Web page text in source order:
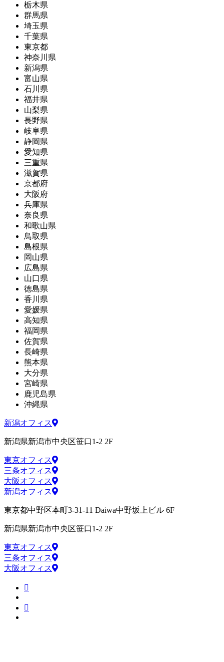
栃木県
群馬県
埼玉県
千葉県
東京都
神奈川県
新潟県
富山県
石川県
福井県
山梨県
長野県
岐阜県
静岡県
愛知県
三重県
滋賀県
京都府
大阪府
兵庫県
奈良県
和歌山県
鳥取県
島根県
岡山県
広島県
山口県
徳島県
香川県
愛媛県
高知県
福岡県
佐賀県
長崎県
熊本県
大分県
宮崎県
鹿児島県
沖縄県
新潟オフィス
新潟県新潟市中央区笹口1-2 2F
東京オフィス
三条オフィス
大阪オフィス
新潟オフィス
東京都中野区本町3-31-11 Daiwa中野坂上ビル 6F
新潟県新潟市中央区笹口1-2 2F
東京オフィス
三条オフィス
大阪オフィス